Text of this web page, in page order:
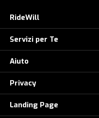
RideWill
Chi Siamo
Dove siamo
Ridewill Factory Club
I Nostri Marchi
Servizi per Te
Assicurazione furto E-Bike
Controlla il tuo Ordine
Polizza Assistenza Stradale
Aiuto
Come Ordinare
Metodi di Pagamento
Privacy
Informative privacy
Landing Page